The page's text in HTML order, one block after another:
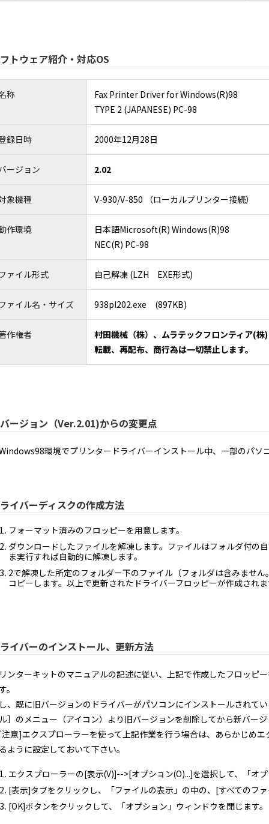
4.4 お客様は、村田機械又は村田機械のライセンサーが、事前に通知する
５．禁止事項
5.1 お客様は、本ソフトウェアを複製、翻訳、改変、翻案、修正、リバー
てはなりません。
5.3 お客様は、本条項のいずれかの規定に違反して村田機械に損害を生じ
６．保証及び責任の制限
適合することを、明示たると黙示たるとを問わず、何らの保証も致しません
る本製品の動作環境において、全て正常に動作することを保証するもので
6.3 お客様が、本ソフトウェアの誤りを発見し、村田機械に対して、当該
6.4 村田機械及び村田機械のライセンサーは、本ソフトウェアの利用に関
断による損害、企業情報の損失、本製品及び本製品と直接又は間接に接続
6.5 村田機械及び村田機械のライセンサーは、本ソフトウェアに関し、第
し、第三者から知的財産権侵害の主張（警告、訴訟提起を含む）を受けた
客様に提供した時点（村田機械がお客様に本ソフトウェアを含む記録媒体
6.6 6.4項但書、6.5項但書又は法令により村田機械及び村田機械のライセ
７．契約期間
7.1 お客様が、本ソフトウェアをダウンロード、インストール又は使用す
7.2 お客様は、本ソフトウェアをアンインストールし、保有するすべての
８．準拠法
び本契約に起因・関連するいかなる紛争も、大阪地方裁判所の専属的管轄
９．輸出規制
本ソフトウェアは48 CFR 2.101（2007年10月）において定義される「商用
トウェア文書類」からなるものです。48 CFR 12.212 （2007年10月）及び
付属文書に関して得られる権利は、上記に説明される権利のみを指すもの
フトウェア文書類」であることに関する米国政府の同意と、上記に記載さ
１１．本契約書の変更
本契約書の一部が、司法上又は行政上の決定により、無効、違法又は法的
性及び法的強制力にも一切影響を与えるものではありません。
（最終更新日：2019年2月14日）
トウェア紹介・対応OS
称
Fax Printer Driver for Windows(R)98
TYPE 2 (JAPANESE) PC-98
録日時 2000年12月28日
ージョン 2.02
象機種 V-930/V-850 （ローカルプリンター接続）
作環境
日本語Microsoft(R) Windows(R)98
NEC(R) PC-98
ァイル形式 自己解凍 (LZH EXE形式)
ァイル名・サイズ 938pl202.exe (897KB)
作権者
村田機械（株）、ムラテックフロンティア(株)
転載、再配布、商行為は一切禁止します。
ージョン（Ver.2.01)からの変更点
環境でプリンタードライバーインストール中、一部のパソ
イバーディスクの作成方法
フォーマット済みのフロッピーを用意します。
ダウンロードしたファイルを解凍します。ファイルはフォルダ付の
ま実行すれば自動的に解凍します。
2で解凍した所定のフォルダー下のファイル（フォルダは含みませ
コピーします。以上で更新されたドライバーフロッピーが作成されま
イバーのインストール、更新方法
ンターキットのマニュアルの記述に従い、上記で作成したフロッピ
。
、既に旧バージョンのドライバーがパソコンにインストールされて
］のメニュー（アイコン）より旧バージョンを削除してから新バージ
意]エクスプローラーを使って上記作業を行う場合は、あらかじめ
ように設定しておいて下さい。
エクスプローラーの[表示(V)]-->[オプション(O)...]を選択して、「オ
[表示]タブをクリックし、「ファイルの表示」の中の、[すべてのファ
[OK]ボタンをクリックして、「オプション」ウィンドウを閉じます。